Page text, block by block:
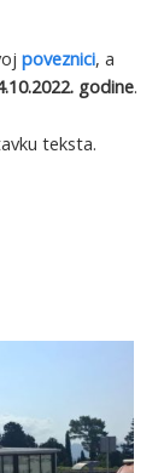
poveznici, a
godine.
teksta.